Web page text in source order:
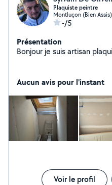
Plaquiste peintre
Montluçon (Bien Assis)
-/5
Présentation
Bonjour je suis artisan
Aucun avis pour l'instant
Voir le profil